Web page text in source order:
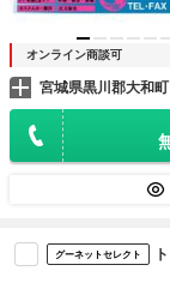
オンライン商談可
宮城県黒川郡大和町
グーネットセレクト